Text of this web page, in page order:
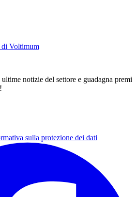
di Voltimum
notizie del settore e guadagna premi
sulla protezione dei dati